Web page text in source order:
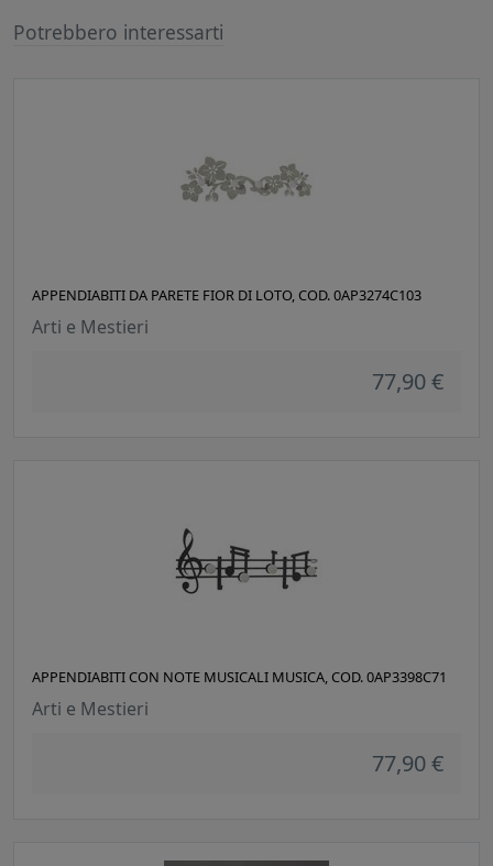
Potrebbero interessarti
APPENDIABITI DA PARETE FIOR DI LOTO, COD. 0AP3274C103
Arti e Mestieri
77,90 €
APPENDIABITI CON NOTE MUSICALI MUSICA, COD. 0AP3398C71
Arti e Mestieri
77,90 €